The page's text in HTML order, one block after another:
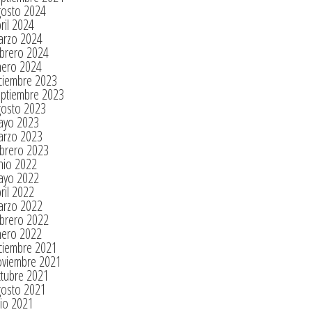
2024
2024
2024
2024
2024
2023
2023
2023
2023
2023
2023
2022
2022
2022
2022
2022
2022
2021
2021
2021
2021
2021